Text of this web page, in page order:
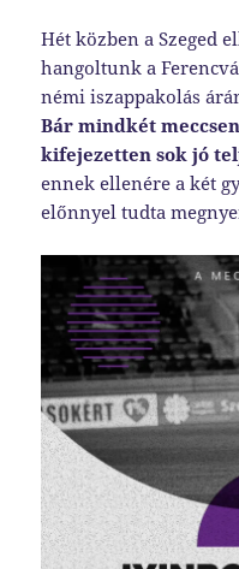
Hét közben a Szeged
hangoltunk a
némi iszappakolás
Bár mindkét
kifejezetten sok jó
ennek ellenére a két
előnnyel tudta